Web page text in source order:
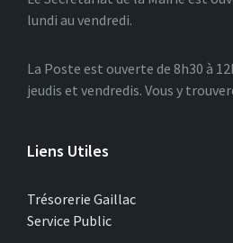
lundi au vendredi.
La Poste est ouverte de 8h30 à
jeudis et vendredis. Vous y
Liens Utiles
Trésorerie Gaillac
Service Public